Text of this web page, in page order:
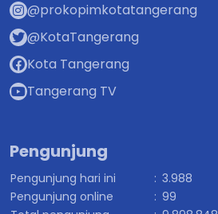
@prokopimkotatangerang
@KotaTangerang
Kota Tangerang
Tangerang TV
Pengunjung
Pengunjung hari ini : 3.988
Pengunjung online
: 99